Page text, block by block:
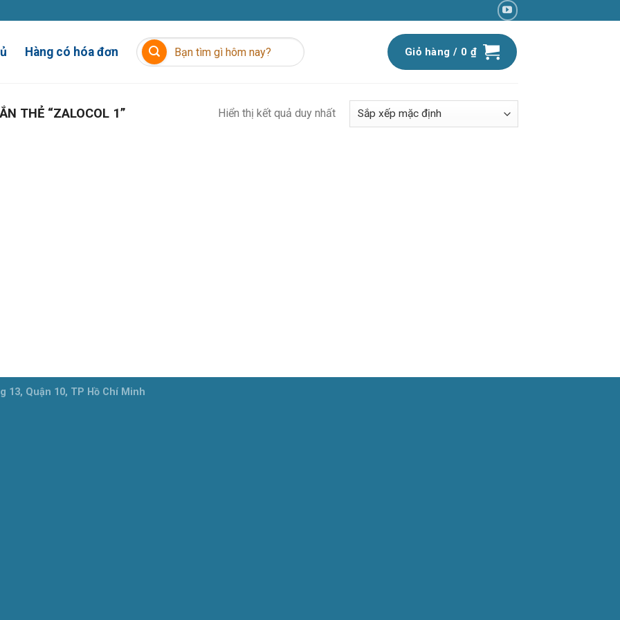
Hàng có hóa đơn
Tìm
kiếm:
Giỏ hàng / 0 ₫
THẺ “ZALOCOL 1” Hiển thị kết quả duy nhất
13, Quận 10, TP Hồ Chí Minh